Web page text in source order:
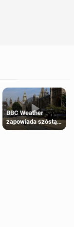
BBC Weather
zapowiada szóstą
falę upałów w